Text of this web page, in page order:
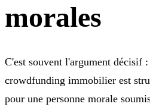
morales
C'est souvent l'argument décisif
crowdfunding immobilier est
pour une personne morale